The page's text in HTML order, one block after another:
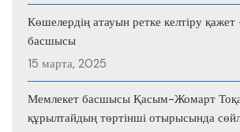
Көшелердің атауын ретке келтіру
басшысы
15 марта, 2025
Мемлекет басшысы Қасым-Жомарт
құрылтайдың төртінші отырысында